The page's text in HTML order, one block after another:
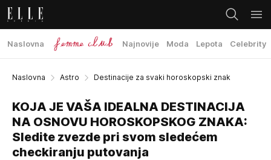
Naslovna Najnovije Moda Lepota Celebrity
Naslovna Astro Destinacije za svaki horoskopski znak
KOJA JE VAŠA IDEALNA DESTINACIJA
NA OSNOVU HOROSKOPSKOG ZNAKA:
Sledite zvezde pri svom sledećem
checkiranju putovanja